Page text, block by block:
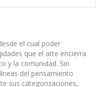
el cual poder
que el arte encierra
y la comunidad. Sin
del pensamiento
sus categorizaciones,